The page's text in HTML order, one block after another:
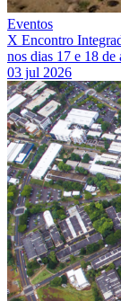
Eventos
X Encontro
nos dias 17 e 18 de
03 jul 2026